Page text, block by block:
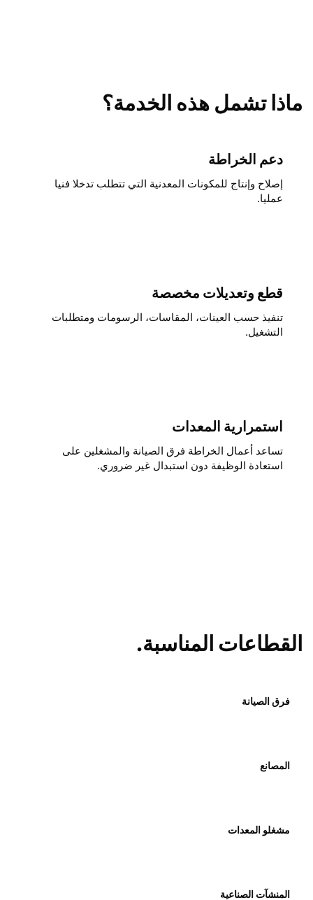
ماذا تشمل هذه الخدمة؟
دعم الخراطة
إصلاح وإنتاج للمكونات المعدنية التي تتطلب تدخلا فنيا
عمليا.
قطع وتعديلات مخصصة
تنفيذ حسب العينات، المقاسات، الرسومات ومتطلبات
التشغيل.
استمرارية المعدات
تساعد أعمال الخراطة فرق الصيانة والمشغلين على
استعادة الوظيفة دون استبدال غير ضروري.
القطاعات المناسبة.
فرق الصيانة
المصانع
مشغلو المعدات
المنشآت الصناعية